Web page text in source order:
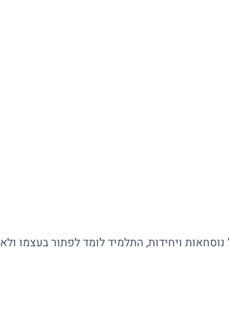
ויחידות, התלמיד לומד לפתור בעצמו ולא